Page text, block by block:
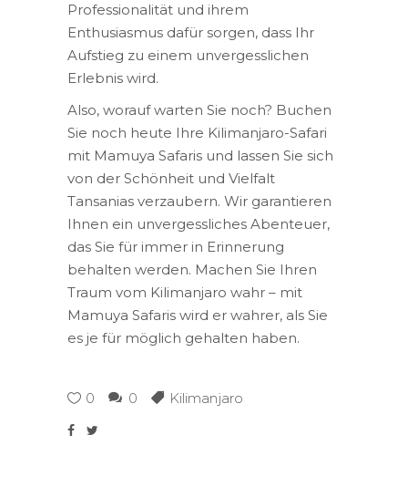
Professionalität und ihrem
Enthusiasmus dafür sorgen, dass Ihr
Aufstieg zu einem unvergesslichen
Erlebnis wird.
Also, worauf warten Sie noch? Buchen
Sie noch heute Ihre Kilimanjaro-Safari
mit Mamuya Safaris und lassen Sie sich
von der Schönheit und Vielfalt
Tansanias verzaubern. Wir garantieren
Ihnen ein unvergessliches Abenteuer,
das Sie für immer in Erinnerung
behalten werden. Machen Sie Ihren
Traum vom Kilimanjaro wahr – mit
Mamuya Safaris wird er wahrer, als Sie
es je für möglich gehalten haben.
0 0 Kilimanjaro